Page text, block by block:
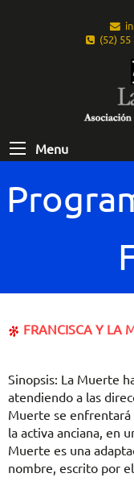
(52) 55
Menu
FRANCISCA Y LA
Sinopsis: La Muerte
atendiendo a las
Muerte se enfrentará
la activa anciana, en
Muerte es una
nombre, escrito por